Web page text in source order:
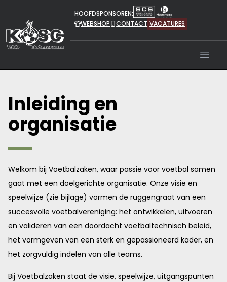
WEBSHOP CONTACT VACATURES
HOOFDSPONSOREN:
Inleiding en
organisatie
Welkom bij Voetbalzaken, waar passie voor voetbal samen
gaat met een doelgerichte organisatie. Onze visie en
speelwijze (zie bijlage) vormen de ruggengraat van een
succesvolle voetbalvereniging: het ontwikkelen, uitvoeren
en valideren van een doordacht voetbaltechnisch beleid,
het vormgeven van een sterk en gepassioneerd kader, en
het zorgvuldig indelen van alle teams.
Bij Voetbalzaken staat de visie, speelwijze, uitgangspunten